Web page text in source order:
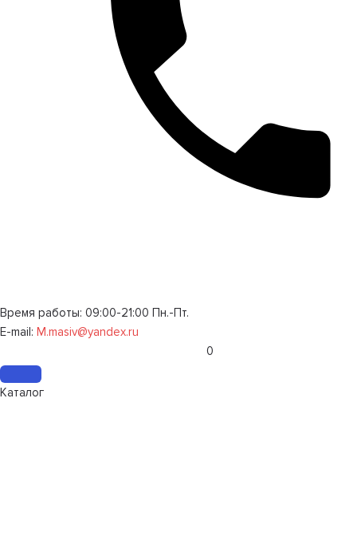
Время работы: 09:00-21:00 Пн.-Пт.
E-mail: M.masiv@yandex.ru
0
Каталог